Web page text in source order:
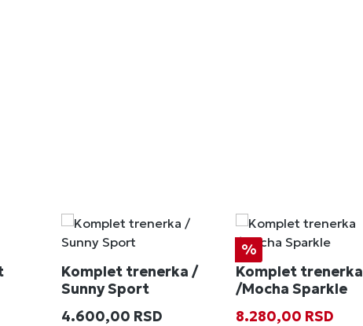
Komplet trenerka /
Sunny Sport
Redovna cena:
4.600,00 RSD
Popust
%
Komplet trenerka
/Mocha Sparkle
Prodajna cena:
8.280,00 RSD